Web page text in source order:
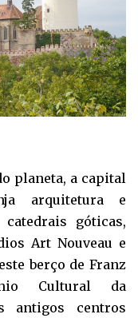
planeta, a capital
arquitetura e
catedrais góticas,
Art Nouveau e
berço de Franz
Cultural da
antigos centros